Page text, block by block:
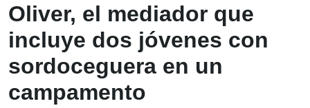
Oliver, el mediador que
incluye dos jóvenes con
sordoceguera en un
campamento